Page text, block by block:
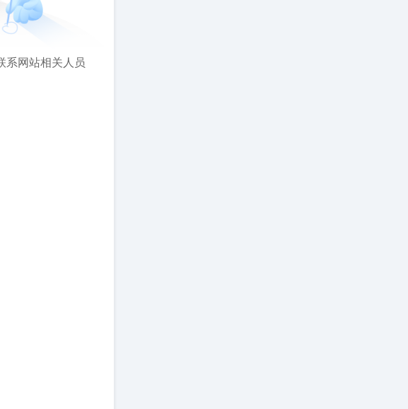
系网站相关人员